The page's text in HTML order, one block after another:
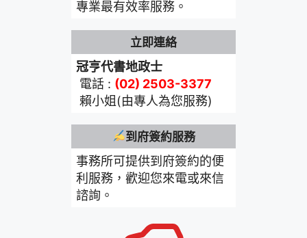
專業最有效率服務。
立即連絡
冠亨代書地政士
電話 : (02) 2503-3377
賴小姐(由專人為您服務)
到府簽約服務
事務所可提供到府簽約的便
利服務，歡迎您來電或來信
諮詢。